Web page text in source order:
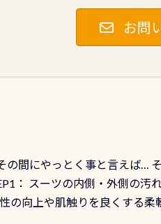
お問
間にやっとく事と言えば…
： スーツの内側・外側の汚
の向上や肌触りを良くする柔